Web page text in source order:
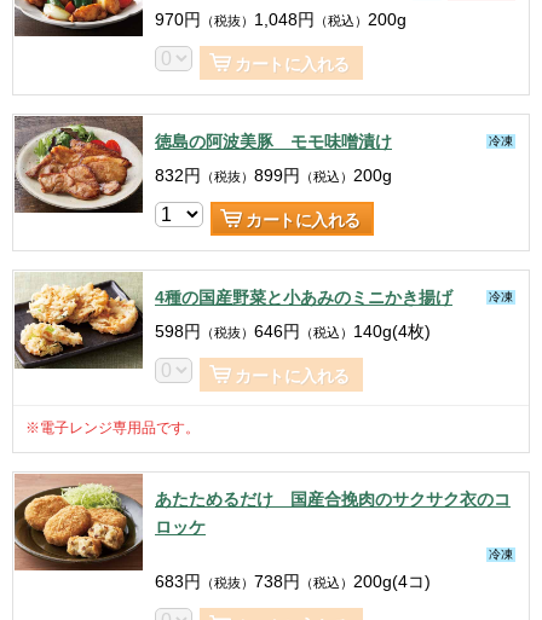
970円 （税抜） 1,048円 （税込） 200g
カートに入れる
徳島の阿波美豚 モモ味噌漬け 冷凍
832円 （税抜） 899円 （税込） 200g
カートに入れる
4種の国産野菜と小あみのミニかき揚げ 冷凍
598円 （税抜） 646円 （税込） 140g(4枚)
カートに入れる
※電子レンジ専用品です。
あたためるだけ 国産合挽肉のサクサク衣のコ
ロッケ
冷凍
683円 （税抜） 738円 （税込） 200g(4コ)